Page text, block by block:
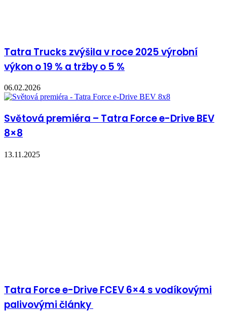
Tatra Trucks zvýšila v roce 2025 výrobní
výkon o 19 % a tržby o 5 %
06.02.2026
Světová premiéra – Tatra Force e-Drive BEV
8×8
13.11.2025
Tatra Force e-Drive FCEV 6×4 s vodíkovými
palivovými články